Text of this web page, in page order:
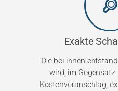
Exakte
Die bei ihnen
wird, im Gegensatz
Kostenvoranschlag,